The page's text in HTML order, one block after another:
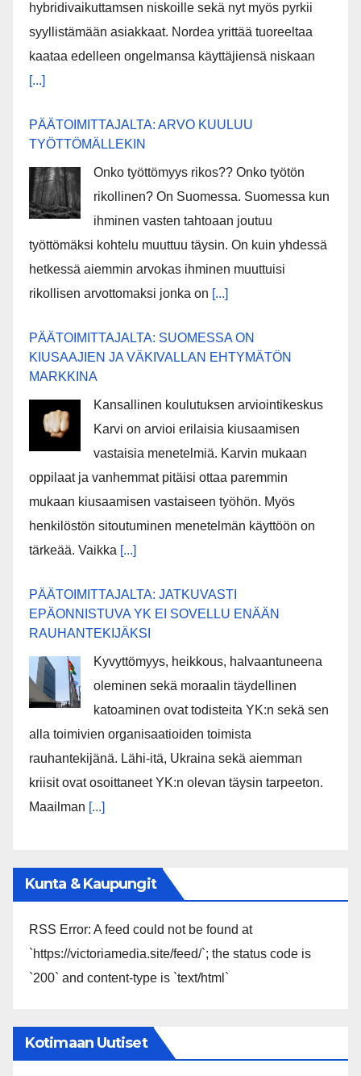
hybridivaikuttamsen niskoille sekä nyt myös pyrkii
syyllistämään asiakkaat. Nordea yrittää tuoreeltaa
kaataa edelleen ongelmansa käyttäjiensä niskaan
[...]
PÄÄTOIMITTAJALTA: ARVO KUULUU
TYÖTTÖMÄLLEKIN
Onko työttömyys rikos?? Onko työtön
rikollinen? On Suomessa. Suomessa kun
ihminen vasten tahtoaan joutuu
työttömäksi kohtelu muuttuu täysin. On kuin yhdessä
hetkessä aiemmin arvokas ihminen muuttuisi
rikollisen arvottomaksi jonka on [...]
PÄÄTOIMITTAJALTA: SUOMESSA ON
KIUSAAJIEN JA VÄKIVALLAN EHTYMÄTÖN
MARKKINA
Kansallinen koulutuksen arviointikeskus
Karvi on arvioi erilaisia kiusaamisen
vastaisia menetelmiä. Karvin mukaan
oppilaat ja vanhemmat pitäisi ottaa paremmin
mukaan kiusaamisen vastaiseen työhön. Myös
henkilöstön sitoutuminen menetelmän käyttöön on
tärkeää. Vaikka [...]
PÄÄTOIMITTAJALTA: JATKUVASTI
EPÄONNISTUVA YK EI SOVELLU ENÄÄN
RAUHANTEKIJÄKSI
Kyvyttömyys, heikkous, halvaantuneena
oleminen sekä moraalin täydellinen
katoaminen ovat todisteita YK:n sekä sen
alla toimivien organisaatioiden toimista
rauhantekijänä. Lähi-itä, Ukraina sekä aiemman
kriisit ovat osoittaneet YK:n olevan täysin tarpeeton.
Maailman [...]
Kunta & Kaupungit
RSS Error: A feed could not be found at
`https://victoriamedia.site/feed/`; the status code is
`200` and content-type is `text/html`
Kotimaan Uutiset